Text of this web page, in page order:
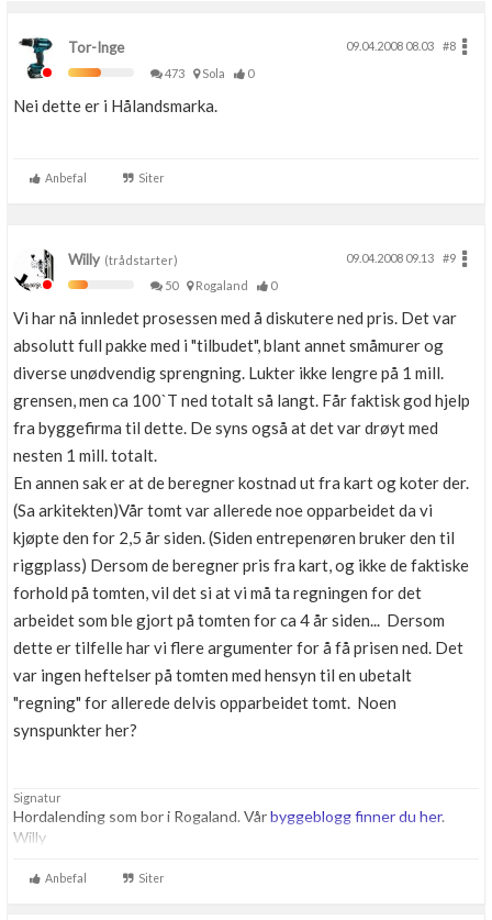
Tor-Inge 09.04.2008 08.03
#8
473
Sola 0
Nei dette er i Hålandsmarka.
Anbefal Siter
Willy (trådstarter) 09.04.2008 09.13
#9
50
Rogaland 0
Vi har nå innledet prosessen med å diskutere ned pris. Det var
absolutt full pakke med i "tilbudet", blant annet småmurer og
diverse unødvendig sprengning. Lukter ikke lengre på 1 mill.
grensen, men ca 100`T ned totalt så langt. Får faktisk god hjelp
fra byggefirma til dette. De syns også at det var drøyt med
nesten 1 mill. totalt.
En annen sak er at de beregner kostnad ut fra kart og koter der.
(Sa arkitekten)Vår tomt var allerede noe opparbeidet da vi
kjøpte den for 2,5 år siden. (Siden entrepenøren bruker den til
riggplass) Dersom de beregner pris fra kart, og ikke de faktiske
forhold på tomten, vil det si at vi må ta regningen for det
arbeidet som ble gjort på tomten for ca 4 år siden... Dersom
dette er tilfelle har vi flere argumenter for å få prisen ned. Det
var ingen heftelser på tomten med hensyn til en ubetalt
"regning" for allerede delvis opparbeidet tomt. Noen
synspunkter her?
Signatur
Hordalending som bor i Rogaland. Vårbyggeblogg finner du her.
Willy
Anbefal Siter